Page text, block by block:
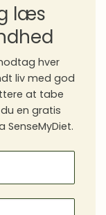
læs
hver
liv med god
at tabe
en gratis